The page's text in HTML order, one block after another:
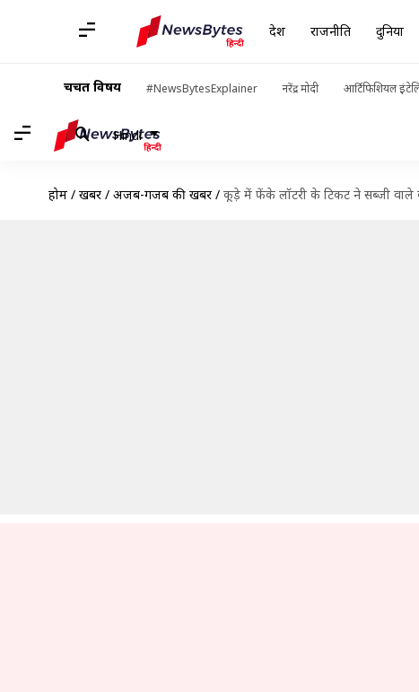
देश राजनीति दुनिया
चर्चित विषय #NewsBytesExplainer नरेंद्र मोदी आर्टिफिशियल
Hindi
होम / खबरें / अजब-गजब की खबरें / कूड़े में फेंके लॉटरी के टिकट ने सब्जी वाले